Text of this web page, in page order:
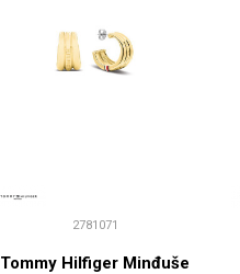
2781071
Tommy Hilfiger Minđuše